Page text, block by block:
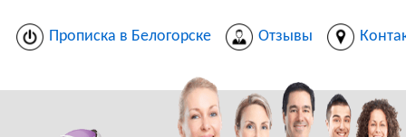
Прописка в Белогорске Отзывы